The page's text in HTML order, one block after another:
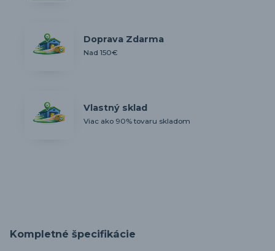
Doprava Zdarma
Nad 150€
Vlastný sklad
Viac ako 90% tovaru skladom
Kompletné špecifikácie